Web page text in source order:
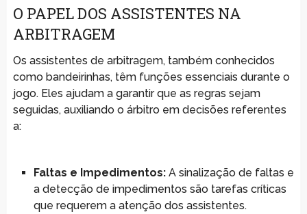
O PAPEL DOS ASSISTENTES NA
ARBITRAGEM
Os assistentes de arbitragem, também conhecidos
como bandeirinhas, têm funções essenciais durante o
jogo. Eles ajudam a garantir que as regras sejam
seguidas, auxiliando o árbitro em decisões referentes
a:
Faltas e Impedimentos:A sinalização de faltas e
a detecção de impedimentos são tarefas críticas
que requerem a atenção dos assistentes.